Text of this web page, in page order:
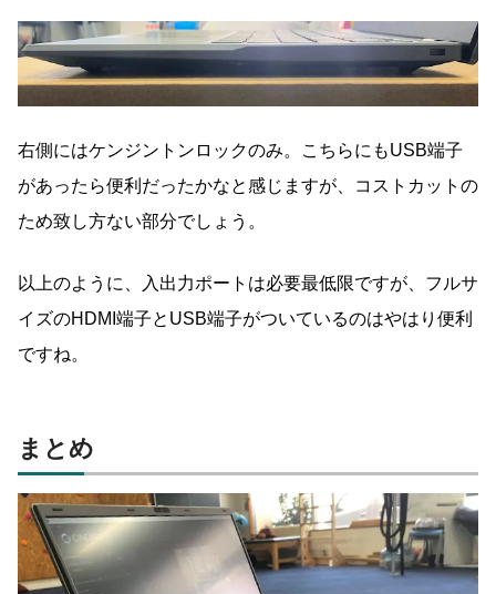
右側にはケンジントンロックのみ。こちらにもUSB端子
があったら便利だったかなと感じますが、コストカットの
ため致し方ない部分でしょう。
以上のように、入出力ポートは必要最低限ですが、フルサ
イズのHDMI端子とUSB端子がついているのはやはり便利
ですね。
まとめ